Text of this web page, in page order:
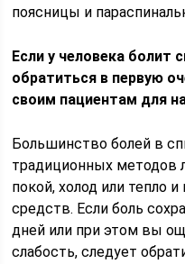
поясницы и
Если у человека болит
обратиться в первую
своим пациентам для
Большинство болей в
традиционных методов
покой, холод или тепло
средств. Если боль
дней или при этом вы
слабость, следует